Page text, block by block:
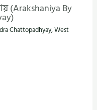
(Arakshaniya By
Chattopadhyay,West